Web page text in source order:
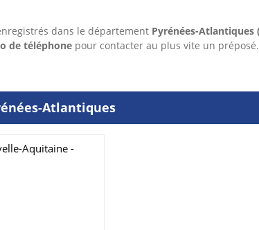
dans le département Pyrénées-Atlantiques
de téléphone pour contacter au plus vite un préposé.
Atlantiques
Aquitaine -